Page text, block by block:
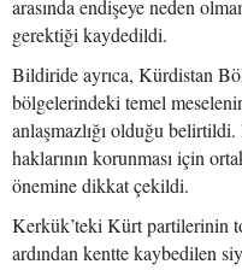
arasında endişeye neden
gerektiği kaydedildi.
Bildiride ayrıca, Kürdistan
bölgelerindeki temel
anlaşmazlığı olduğu
haklarının korunması için
önemine dikkat çekildi.
Kerkük’teki Kürt partilerinin
ardından kentte kaybedilen